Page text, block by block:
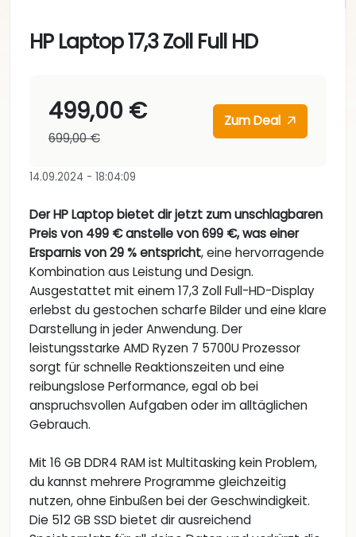
HP Laptop 17,3 Zoll Full HD
499,00 €
699,00 €
Zum Deal
14.09.2024 - 18:04:09
Der HP Laptop bietet dir jetzt zum unschlagbaren
Preis von 499 € anstelle von 699 €, was einer
Ersparnis von 29 % entspricht, eine hervorragende
Kombination aus Leistung und Design.
Ausgestattet mit einem 17,3 Zoll Full-HD-Display
erlebst du gestochen scharfe Bilder und eine klare
Darstellung in jeder Anwendung. Der
leistungsstarke AMD Ryzen 7 5700U Prozessor
sorgt für schnelle Reaktionszeiten und eine
reibungslose Performance, egal ob bei
anspruchsvollen Aufgaben oder im alltäglichen
Gebrauch.
Mit 16 GB DDR4 RAM ist Multitasking kein Problem,
du kannst mehrere Programme gleichzeitig
nutzen, ohne Einbußen bei der Geschwindigkeit.
Die 512 GB SSD bietet dir ausreichend